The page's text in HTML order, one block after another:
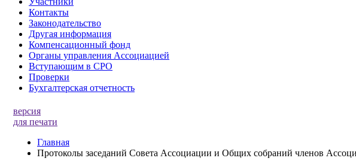
Контакты
Законодательство
Другая информация
Компенсационный фонд
Органы управления Ассоциацией
Вступающим в СРО
Проверки
Бухгалтерская отчетность
версия
для печати
Главная
Протоколы заседаний Совета Ассоциации и Общих собраний членов